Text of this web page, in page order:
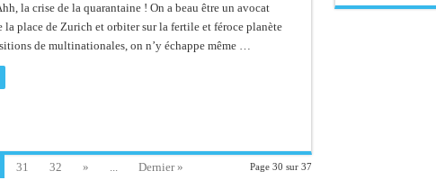
la crise de la quarantaine ! On a beau être un avocat
la place de Zurich et orbiter sur la fertile et féroce planète
de multinationales, on n’y échappe même …
Page 30 sur 37
31 32 » ... Dernier »